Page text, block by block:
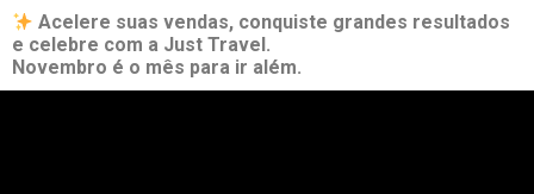
Acelere suas vendas, conquiste grandes resultados
e celebre com a Just Travel.
Novembro é o mês para ir além.